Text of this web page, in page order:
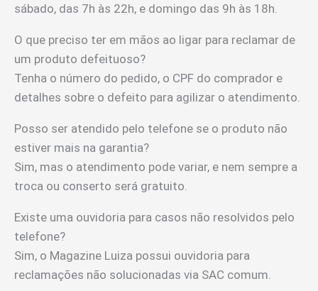
sábado, das 7h às 22h, e domingo das 9h às 18h.
O que preciso ter em mãos ao ligar para reclamar de
um produto defeituoso?
Tenha o número do pedido, o CPF do comprador e
detalhes sobre o defeito para agilizar o atendimento.
Posso ser atendido pelo telefone se o produto não
estiver mais na garantia?
Sim, mas o atendimento pode variar, e nem sempre a
troca ou conserto será gratuito.
Existe uma ouvidoria para casos não resolvidos pelo
telefone?
Sim, o Magazine Luiza possui ouvidoria para
reclamações não solucionadas via SAC comum.